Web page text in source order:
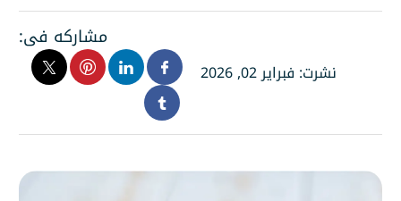
نشرت: فبراير 02, 2026
مشاركه فى: